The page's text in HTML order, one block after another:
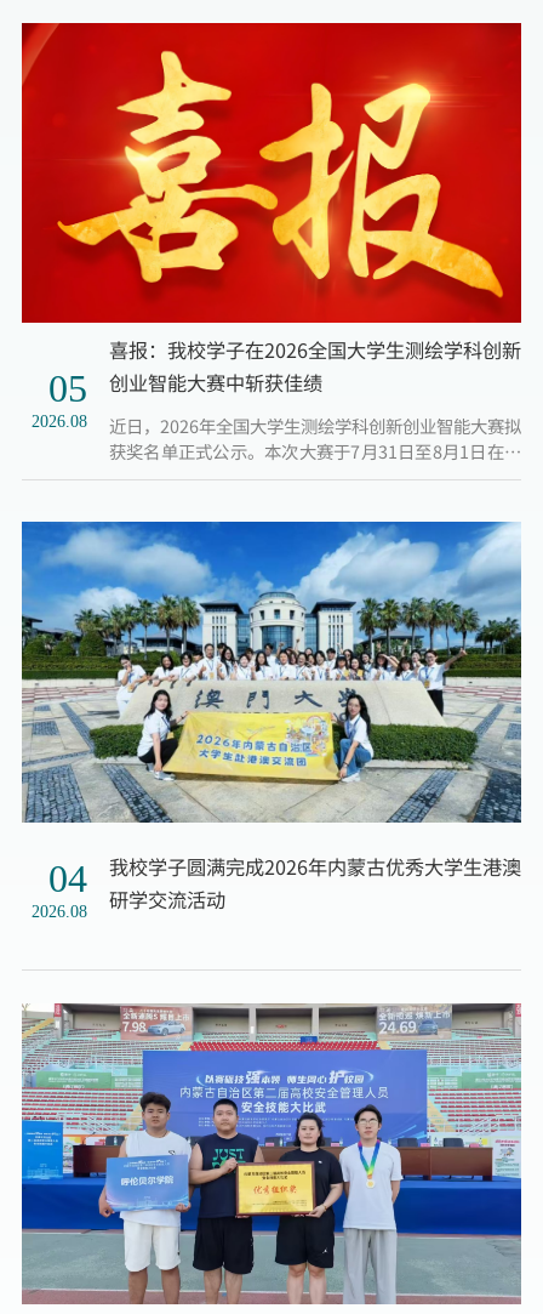
李俏主持。马克思主义学院、法学与经济管理学院、人
工智能与大数据学院学科负责人及骨干教师代表参会。
会上，张桂芝代表学校对张树华研究员一行的到来表示
热烈欢迎，并全面介绍学校整体办学发展情况。她指
出，学校始终坚...
05
2026.08
喜报：我校学子在2026全国大学生测绘学科创新
创业智能大赛中斩获佳绩
近日，2026年全国大学生测绘学科创新创业智能大赛拟
获奖名单正式公示。本次大赛于7月31日至8月1日在河
南理工大学顺利举办，由中国测绘学会教育工作委员会
赛。赛事吸引力强劲，汇聚全国400余所高校、8000余
名测绘专业学子同台角逐、切磋技艺。我校参赛学子凭
借扎实的专业功底与出色的创新实践能力奋勇争先、斩
获佳绩，其中程佳上、刘轩赫两名学生分别斩获无人机
航测仿真赛项全国一...
04
2026.08
我校学子圆满完成2026年内蒙古优秀大学生港澳
研学交流活动